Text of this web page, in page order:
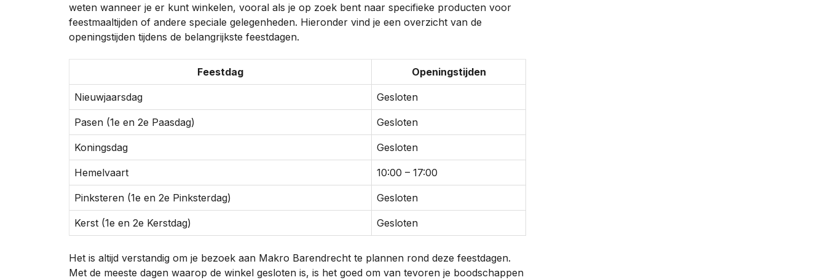
weten wanneer je er kunt winkelen, vooral als je op zoek bent naar specifieke producten voor
feestmaaltijden of andere speciale gelegenheden. Hieronder vind je een overzicht van de
openingstijden tijdens de belangrijkste feestdagen.
Feestdag Openingstijden
Nieuwjaarsdag Gesloten
Pasen (1e en 2e Paasdag) Gesloten
Koningsdag Gesloten
Hemelvaart 10:00 – 17:00
Pinksteren (1e en 2e Pinksterdag) Gesloten
Kerst (1e en 2e Kerstdag) Gesloten
Het is altijd verstandig om je bezoek aan Makro Barendrecht te plannen rond deze feestdagen.
Met de meeste dagen waarop de winkel gesloten is, is het goed om van tevoren je boodschappen